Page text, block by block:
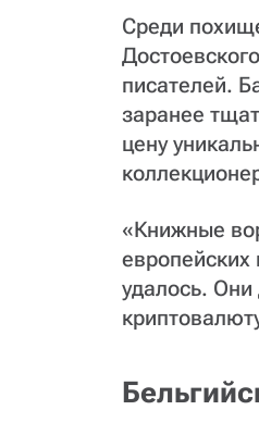
Среди
писателей.
заранее
цену
«Книжные
европейских
удалось.